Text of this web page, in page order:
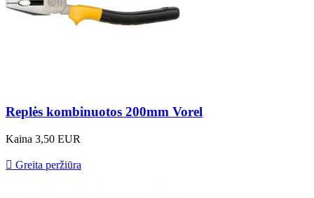
Replės kombinuotos 200mm Vorel
Kaina 3,50 EUR
 Greita peržiūra